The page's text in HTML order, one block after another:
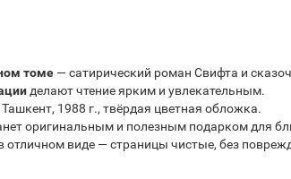
томе — сатирический роман Свифта и
делают чтение ярким и увлекательным.
Ташкент, 1988 г., твёрдая цветная обложка.
оригинальным и полезным подарком для
отличном виде — страницы чистые, без